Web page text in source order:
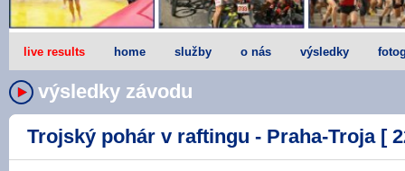
live results home služby o nás výsledky
výsledky závodu
Trojský pohár v raftingu - Praha-Troja [